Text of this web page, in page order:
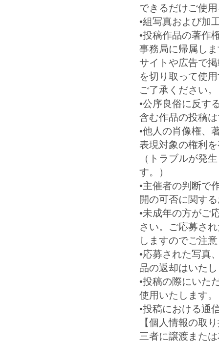
できるだけご使
•組写真および
•投稿作品の著作
事務局に帰属し
サイトや広告で
を切り取って使
ご了承ください
•公序良俗に反す
含む作品の投稿
•他人の肖像権、
表現対象の権利
（トラブルが発
す。）
•主催者の判断で
開の可否に関す
•未成年の方がご
さい。ご応募さ
しますのでご注
•応募された写真
品の返却はいた
•投稿の際にいた
使用いたします
•投稿における通
【個人情報の取
三者に譲渡また